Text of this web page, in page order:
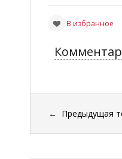
В избранное
← Предыдущая